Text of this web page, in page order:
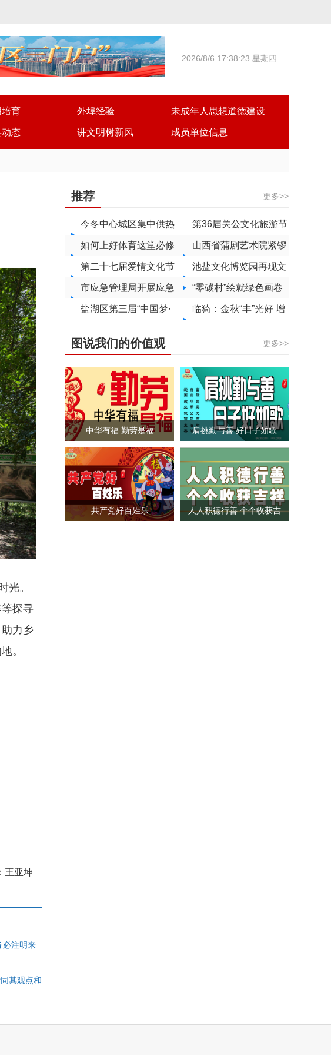
2026/8/6 17:38:23 星期四
育
态
外埠经验
讲文明树新风
未成年人思想道德建设
成员单位信息
光。
探寻
力乡
。
王亚坤
必注明来
其观点和
推荐 更多>>
今冬中心城区集中供热
可以缴费了
第36届关公文化旅游节
暨第四届蒲剧艺术周剧
目敲定
如何上好体育这堂必修
课？
山西省蒲剧艺术院紧锣
密鼓筹备开幕式
第二十七届爱情文化节
本周六盛装启幕
池盐文化博览园再现文
旅盛况
市应急管理局开展应急
科普进校园活动
“零碳村”绘就绿色画卷
盐湖区第三届“中国梦·
举办
临猗：金秋“丰”光好 增
图说我们的价值观 更多>>
中华有福 勤劳是福 肩挑勤与善 好日子如歌
共产党好百姓乐 人人积德行善 个个收获吉